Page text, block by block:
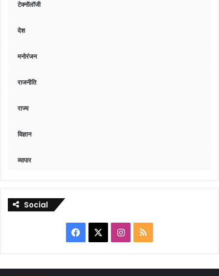
टेक्नॉलॉजी
देश
मनोरंजन
राजनीति
राज्य
विज्ञान
व्यापार
Social
Facebook Instagram
RSS